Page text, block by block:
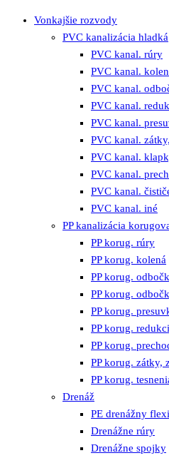
Vonkajšie rozvody
PVC kanalizácia hladká
PVC kanal. rúry
PVC kanal.
PVC kanal.
PVC kanal.
PVC kanal.
PVC kanal.
PVC kanal.
PVC kanal.
PVC kanal.
PVC kanal. iné
PP kanalizácia
PP korug. rúry
PP korug. kolená
PP korug.
PP korug.
PP korug.
PP korug.
PP korug.
PP korug. zátky,
PP korug.
Drenáž
PE drenážny
Drenážne rúry
Drenážne spojky